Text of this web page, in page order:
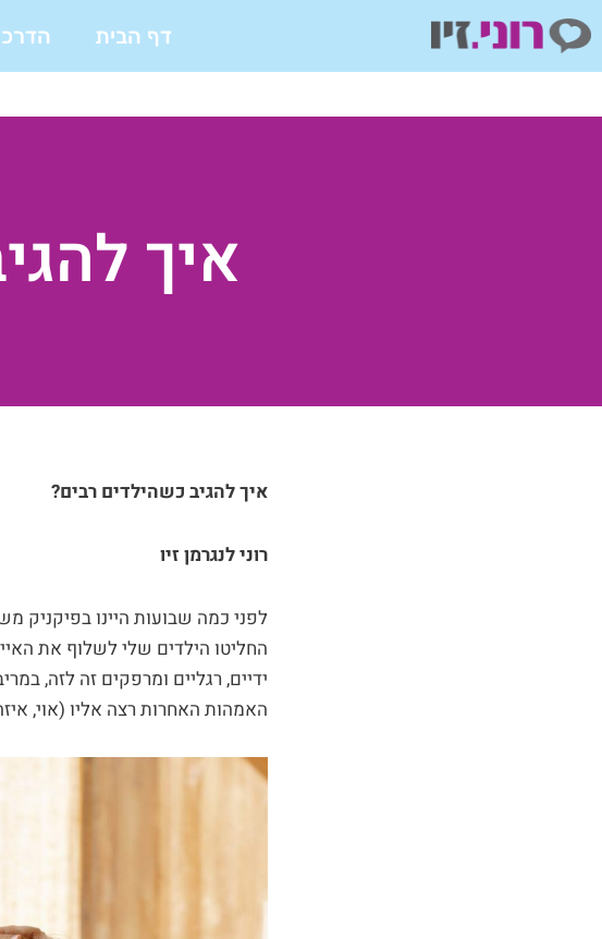
דילוג
לתוכן
דף הבית
איך
איך להגיב כשהילדים רבים?
רוני לנגרמן זיו
לפני כמה שבועות היינו
החליטו הילדים שלי לשלוף את
ידיים, רגליים ומרפקים זה לזה,
האמהות האחרות רצה אליו (אוי,